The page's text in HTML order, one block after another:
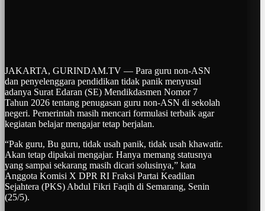
JAKARTA, GURINDAM.TV — Para guru non-ASN
dan penyelenggara pendidikan tidak panik menyusul
adanya Surat Edaran (SE) Mendikdasmen Nomor 7
Tahun 2026 tentang penugasan guru non-ASN di sekolah
negeri. Pemerintah masih mencari formulasi terbaik agar
kegiatan belajar mengajar tetap berjalan.
“Pak guru, Bu guru, tidak usah panik, tidak usah khawatir.
Akan tetap dipakai mengajar. Hanya memang statusnya
yang sampai sekarang masih dicari solusinya,” kata
Anggota Komisi X DPR RI Fraksi Partai Keadilan
Sejahtera (PKS) Abdul Fikri Faqih di Semarang, Senin
(25/5).